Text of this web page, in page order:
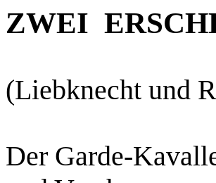
ZWEI
(Liebknecht und
Der